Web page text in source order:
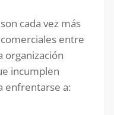
cada vez más
entre
organización
incumplen
enfrentarse a: